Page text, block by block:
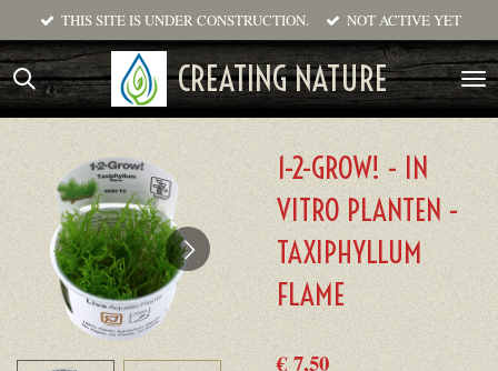
direct
naar
de
CREATING NATURE
THIS SITE IS UNDER CONSTRUCTION. NOT ACTIVE YET
1-2-GROW! - IN
VITRO PLANTEN -
TAXIPHYLLUM
FLAME
€ 7,50